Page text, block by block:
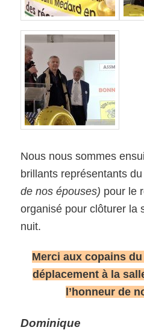
Nous nous sommes
brillants représentants
de nos épouses) pour le
organisé pour clôturer la
nuit.
Merci aux copains
déplacement à la
l’honneur de
Dominique